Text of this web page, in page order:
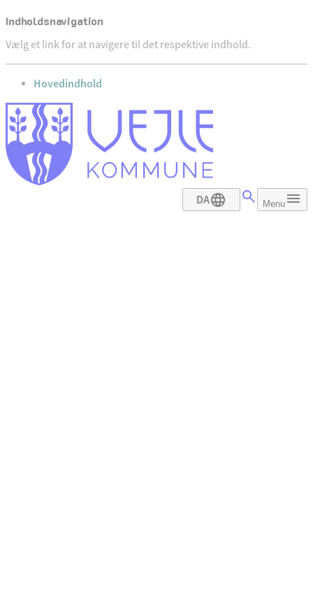
Indholdsnavigation
Vælg et link for at navigere til det respektive indhold.
gå til
Hovedindhold
DA Menu